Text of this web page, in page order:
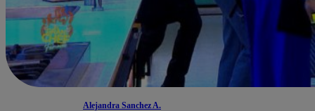
Alejandra Sanchez A.